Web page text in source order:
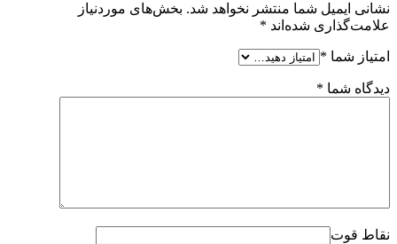
نشانی ایمیل شما منتشر نخواهد شد. بخش‌های موردنیاز
علامت‌گذاری شده‌اند *
امتیاز شما *
دیدگاه شما *
نقاط قوت